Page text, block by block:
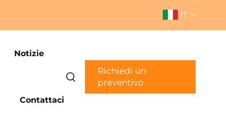
IT
Notizie
Contattaci
Richiedi un
preventivo